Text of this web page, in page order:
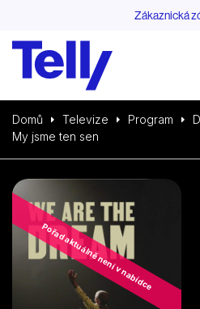
Zákaznická
Domů Televize Program
My jsme ten sen
Pořad aktuálně není v nabídce